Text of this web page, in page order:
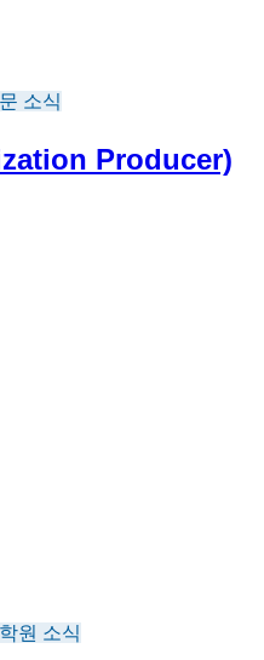
소식
Producer)
원 소식